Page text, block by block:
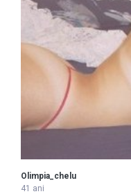
Olimpia_chelu
41 ani